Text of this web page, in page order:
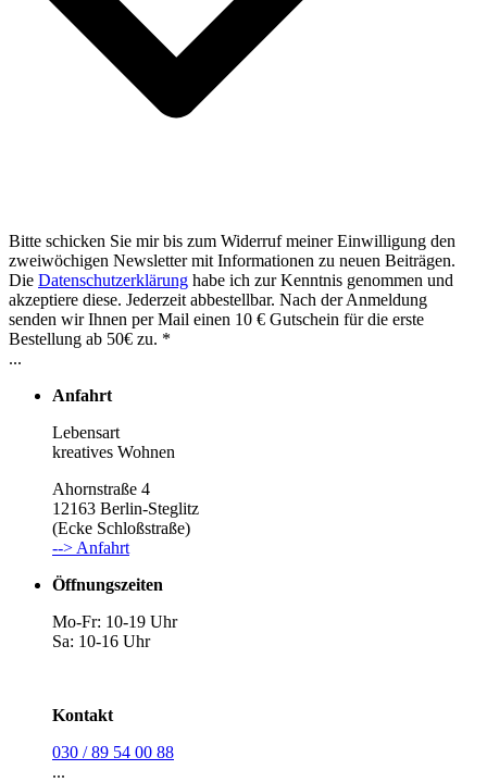
Bitte schicken Sie mir bis zum Widerruf meiner Einwilligung den
zweiwöchigen Newsletter mit Informationen zu neuen Beiträgen.
Die Datenschutzerklärung habe ich zur Kenntnis genommen und
akzeptiere diese. Jederzeit abbestellbar. Nach der Anmeldung
senden wir Ihnen per Mail einen 10 € Gutschein für die erste
Bestellung ab 50€ zu. *
...
Anfahrt
Lebensart
kreatives Wohnen
Ahornstraße 4
12163 Berlin-Steglitz
(Ecke Schloßstraße)
--> Anfahrt
Öffnungszeiten
Mo-Fr: 10-19 Uhr
Sa: 10-16 Uhr
Kontakt
030 / 89 54 00 88
...